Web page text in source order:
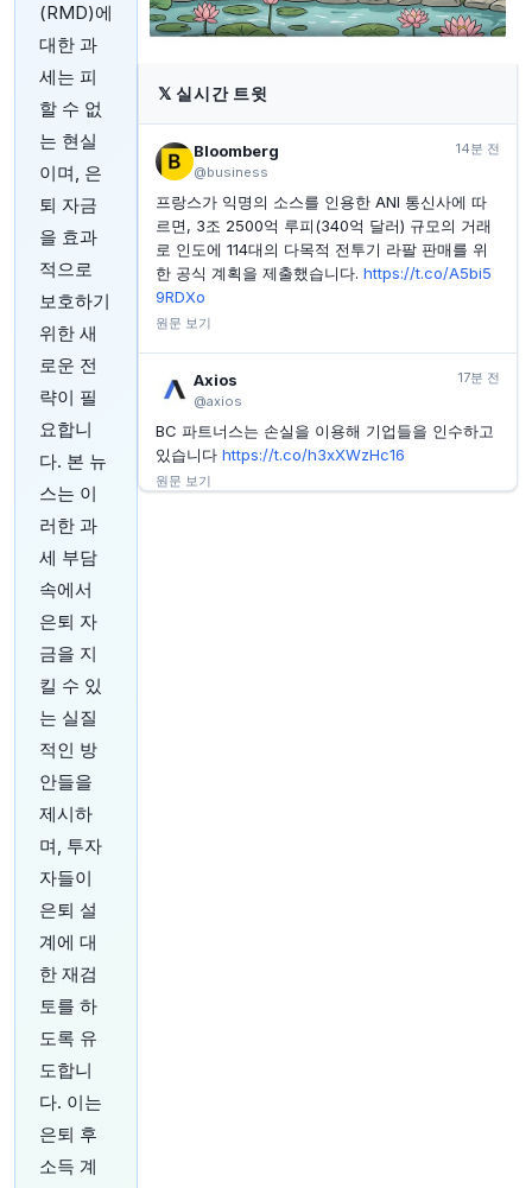
(RMD)에
대한 과
세는 피
할 수 없
는 현실
이며, 은
퇴 자금
을 효과
적으로
보호하기
위한 새
로운 전
략이 필
요합니
다. 본 뉴
스는 이
러한 과
세 부담
속에서
은퇴 자
금을 지
킬 수 있
는 실질
적인 방
안들을
제시하
며, 투자
자들이
은퇴 설
계에 대
한 재검
토를 하
도록 유
도합니
다. 이는
은퇴 후
소득 계
가치주가 성장주를 압도하는 현상, 2022년 이후 최대…
당시 대세 하락장이었다
AIG 실적 발표 대기: 언더라이팅이 Corebridge 역풍을
상쇄할 수 있을까?
INVESTING.COM 45분 전
주택 시장 제약 속 Essent Group 실적 발표 대기
INVESTING.COM 45분 전
프리미엄 브랜즈, 2026년 전망 하향 조정
INVESTING.COM 46분 전
마이크로칩 실적 발표 주목: 데이터센터 성장세 조명
𝕏 실시간 트윗
Bloomberg
@business
14분 전
프랑스가 익명의 소스를 인용한 ANI 통신사에 따
르면, 3조 2500억 루피(340억 달러) 규모의 거래
로 인도에 114대의 다목적 전투기 라팔 판매를 위
한 공식 계획을 제출했습니다. https://t.co/A5bi5
9RDXo
원문 보기
Axios
@axios
17분 전
BC 파트너스는 손실을 이용해 기업들을 인수하고
있습니다 https://t.co/h3xXWzHc16
원문 보기